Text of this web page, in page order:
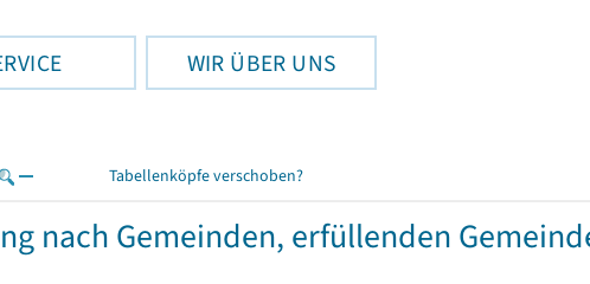
WIR ÜBER UNS
Tabellenköpfe verschoben?
nach Gemeinden, erfüllenden